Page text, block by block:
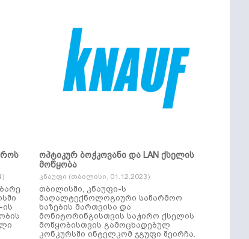
ოპტიკურ ბოჭკოვანი და LAN ქსელის
მოწყობა
კნაუფი (თბილისი, 01.12.2023)
თბილისში, კნაუფი-ს
მაღალტექნოლოგიური საწარმოო
ხაზების მართვისა და
მონიტორინგისთვის საჭირო ქსელის
მოწყობისთვის გამოცხადებულ
კონკურსში ინტელკომ ჯგუფი შეირჩა.